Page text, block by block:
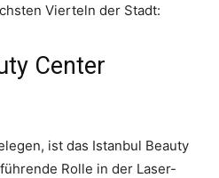
Vierteln der Stadt:
Center
ist das Istanbul Beauty
Rolle in der Laser-